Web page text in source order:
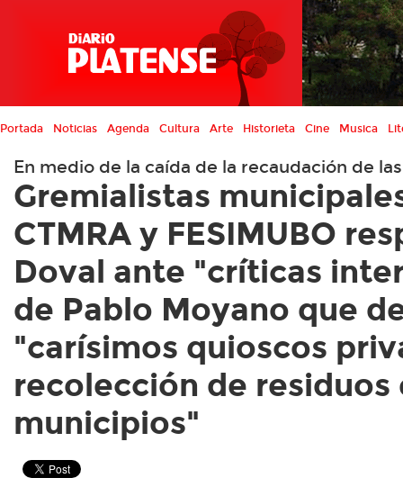
Portada Noticias Agenda Cultura Arte Historieta Cine Musica
En medio de la caída de la recaudación de
Gremialistas
CTMRA y FESIMUBO
Doval ante "críticas
de Pablo Moyano que
"carísimos quioscos
recolección de residuos
municipios"